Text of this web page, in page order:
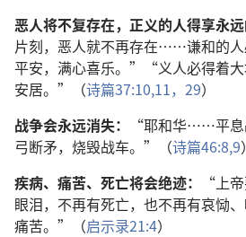
恶人将不复存在， 正义的人得享永远
片刻， 恶人就不再存在……谦和的人
平安， 满心喜乐。”“义人必得着
安居。”（诗篇37:10,11， 29）
战争会永远消失： “耶和华……平息
弓断矛， 烧毁战车。”（诗篇46:8,9）
疾病、 痛苦、 死亡将会绝迹： “ 上帝
眼泪， 不再有死亡， 也不再有哀恸、
痛苦。”（启示录21:4）